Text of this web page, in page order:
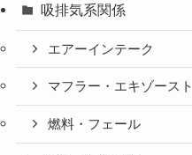
吸排気系関係
エアーインテーク
マフラー・エキゾースト
燃料・フェール